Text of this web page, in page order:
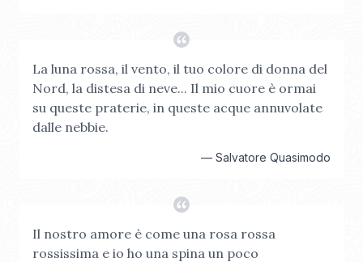
La luna rossa, il vento, il tuo colore di donna del
Nord, la distesa di neve... Il mio cuore è ormai
su queste praterie, in queste acque annuvolate
dalle nebbie.
— Salvatore Quasimodo
Il nostro amore è come una rosa rossa
rossissima e io ho una spina un poco